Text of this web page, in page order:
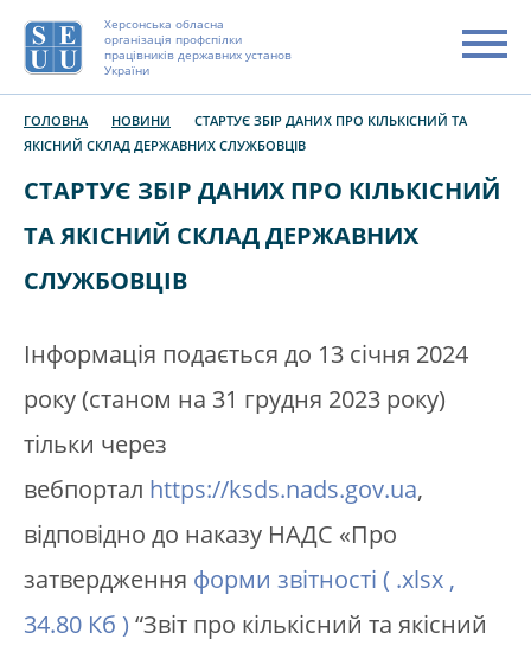
Херсонська обласна
організація профспілки
працівників державних установ
України
ГОЛОВНА НОВИНИ
СТАРТУЄ ЗБІР ДАНИХ ПРО КІЛЬКІСНИЙ ТА
ЯКІСНИЙ СКЛАД ДЕРЖАВНИХ СЛУЖБОВЦІВ
СТАРТУЄ ЗБІР ДАНИХ ПРО КІЛЬКІСНИЙ
ТА ЯКІСНИЙ СКЛАД ДЕРЖАВНИХ
СЛУЖБОВЦІВ
Інформація подається до 13 січня 2024
року (станом на 31 грудня 2023 року)
тільки через
вебпортал https://ksds.nads.gov.ua,
відповідно до наказу НАДС «Про
затвердження форми звітності ( .xlsx ,
34.80 Кб ) “Звіт про кількісний та якісний